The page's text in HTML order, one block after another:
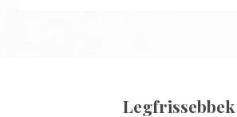
Legfrissebbek